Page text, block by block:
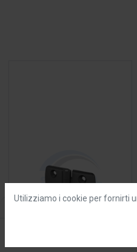
Utilizziamo i cookie per fornirti